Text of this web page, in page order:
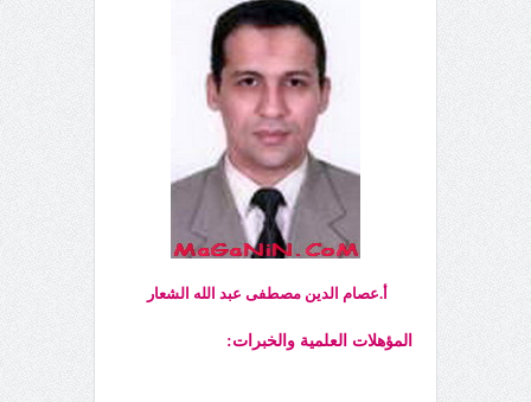
أ.عصام الدين مصطفى عبد الله الشعار
المؤهلات العلمية والخبرات: